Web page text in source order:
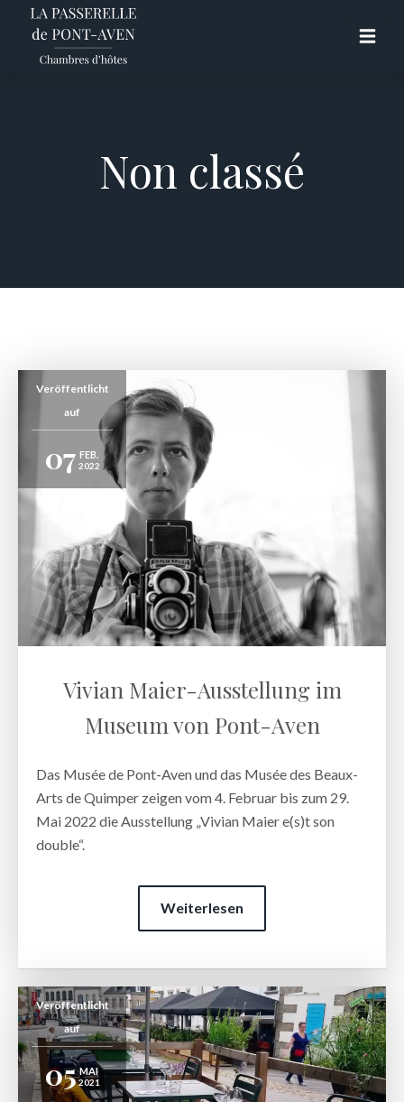
Non classé
Veröffentlicht
auf
07 FEB.
2022
Vivian Maier-Ausstellung im
Museum von Pont-Aven
Das Musée de Pont-Aven und das Musée des Beaux-
Arts de Quimper zeigen vom 4. Februar bis zum 29.
Mai 2022 die Ausstellung „Vivian Maier e(s)t son
double“.
Weiterlesen
Veröffentlicht
auf
05 MAI
2021